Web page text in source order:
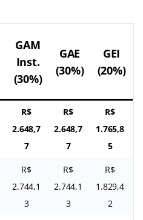
GAM
Inst.
(30%)
GAE
(30%)
GEI
(20%)
R$
2.648,7
7
R$
2.648,7
7
R$
1.765,8
5
R$
2.744,1
3
R$
2.744,1
3
R$
1.829,4
2